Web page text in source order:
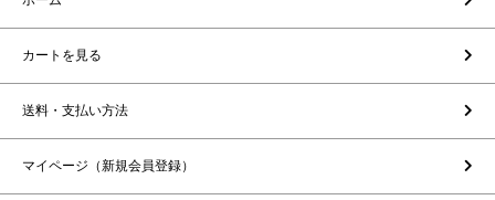
カートを見る
送料・支払い方法
マイページ（新規会員登録）